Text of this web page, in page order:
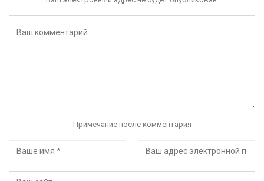
Примечание после комментария